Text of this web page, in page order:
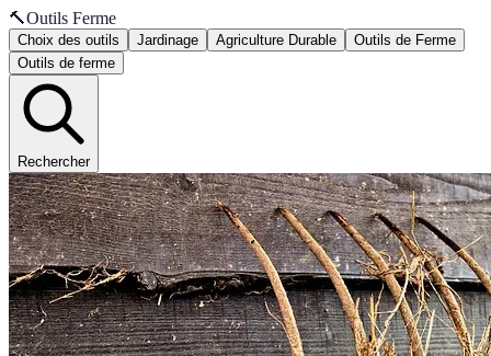
🔨Outils Ferme
Choix des outils Jardinage Agriculture Durable
Outils de Ferme
Outils de ferme
Rechercher